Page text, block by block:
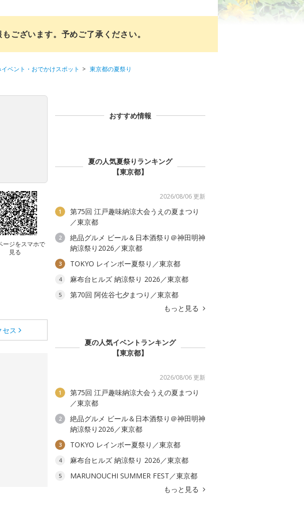
ございます。予めご了承ください。
ベント・おでかけスポット
東京都の夏祭り
ージをスマホで
見る
セス
おすすめ情報
夏の人気夏祭りランキング
【東京都】
2026/08/06 更新
1
第75回 江戸趣味納涼大会うえの夏まつり
／東京都
2
絶品グルメ ビール＆日本酒祭り＠神田明神
納涼祭り2026／東京都
3 TOKYO レインボー夏祭り／東京都
4 麻布台ヒルズ 納涼祭り 2026／東京都
5
第70回 阿佐谷七夕まつり／東京都
もっと見る
夏の人気イベントランキング
【東京都】
2026/08/06 更新
1
第75回 江戸趣味納涼大会うえの夏まつり
／東京都
2
絶品グルメ ビール＆日本酒祭り＠神田明神
納涼祭り2026／東京都
3 TOKYO レインボー夏祭り／東京都
4 麻布台ヒルズ 納涼祭り 2026／東京都
5
MARUNOUCHI SUMMER FEST／東京都
もっと見る